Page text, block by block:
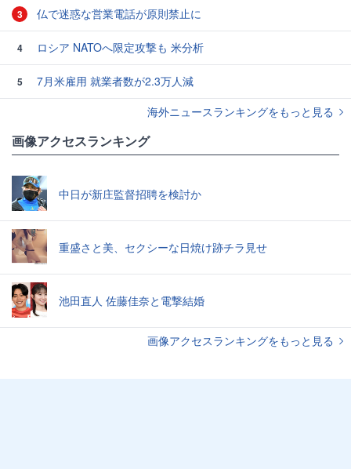
3 仏で迷惑な営業電話が原則禁止に
4 ロシア NATOへ限定攻撃も 米分析
5
7月米雇用 就業者数が2.3万人減
海外ニュースランキングをもっと見る
画像アクセスランキング
中日が新庄監督招聘を検討か
重盛さと美、セクシーな日焼け跡チラ見せ
池田直人 佐藤佳奈と電撃結婚
画像アクセスランキングをもっと見る